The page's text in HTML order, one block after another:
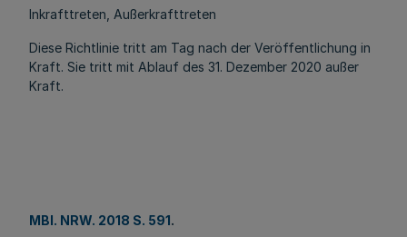
Inkrafttreten, Außerkrafttreten
Diese Richtlinie tritt am Tag nach der Veröffentlichung in
Kraft. Sie tritt mit Ablauf des 31. Dezember 2020 außer
Kraft.
MBl. NRW. 2018 S. 591.